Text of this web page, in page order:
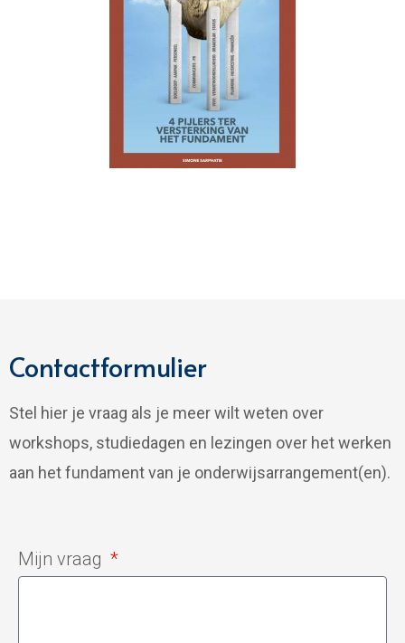
Contactformulier
Stel hier je vraag als je meer wilt weten over
workshops, studiedagen en lezingen over het werken
aan het fundament van je onderwijsarrangement(en).
Mijn vraag